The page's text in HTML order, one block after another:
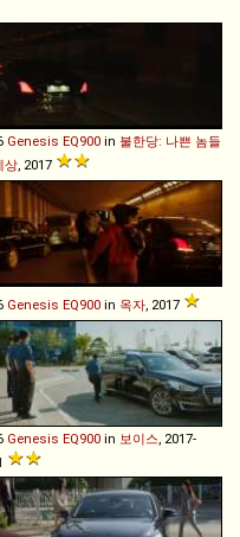
Genesis EQ900 in 불한당: 나쁜 놈들
상 , 2017
Genesis EQ900 in 옥자 , 2017
Genesis EQ900 in 보이스 , 2017-